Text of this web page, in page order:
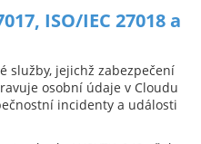
ISO/IEC 27018 a
služby, jejichž zabezpečení
osobní údaje v Cloudu
incidenty a události